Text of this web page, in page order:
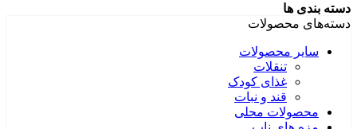
دسته بندی ها
دسته‌های محصولات
سایر محصولات
تنقلات
غذای کودک
قند و نبات
محصولات محلی